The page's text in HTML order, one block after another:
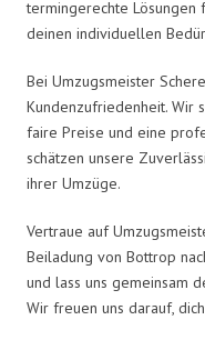
termingerechte Lösungen
deinen individuellen
Bei Umzugsmeister
Kundenzufriedenheit. Wir
faire Preise und eine
schätzen unsere
ihrer Umzüge.
Vertraue auf
Beiladung von Bottrop
und lass uns gemeinsam
Wir freuen uns darauf,